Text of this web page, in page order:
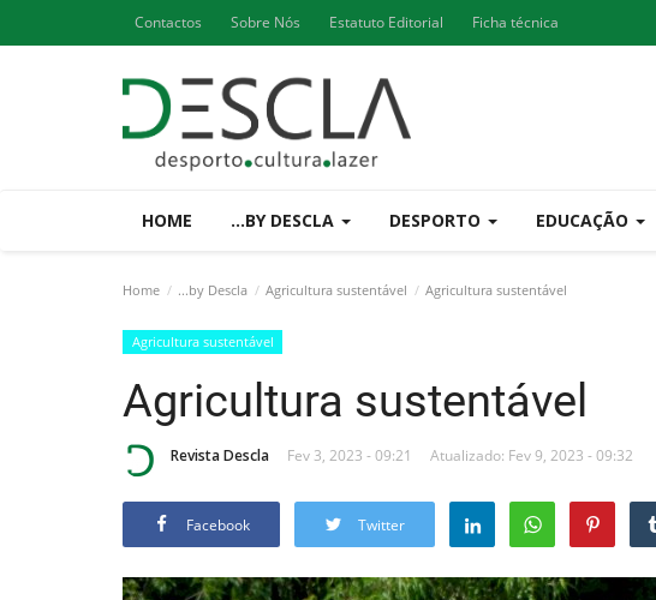
Contactos Sobre Nós Estatuto Editorial Ficha técnica
HOME ...BY DESCLA DESPORTO EDUCAÇÃO
Home ...by Descla Agricultura sustentável Agricultura sustentável
Agricultura sustentável
Agricultura sustentável
Revista Descla Fev 3, 2023 - 09:21 Atualizado: Fev 9, 2023 - 09:32
Facebook Twitter